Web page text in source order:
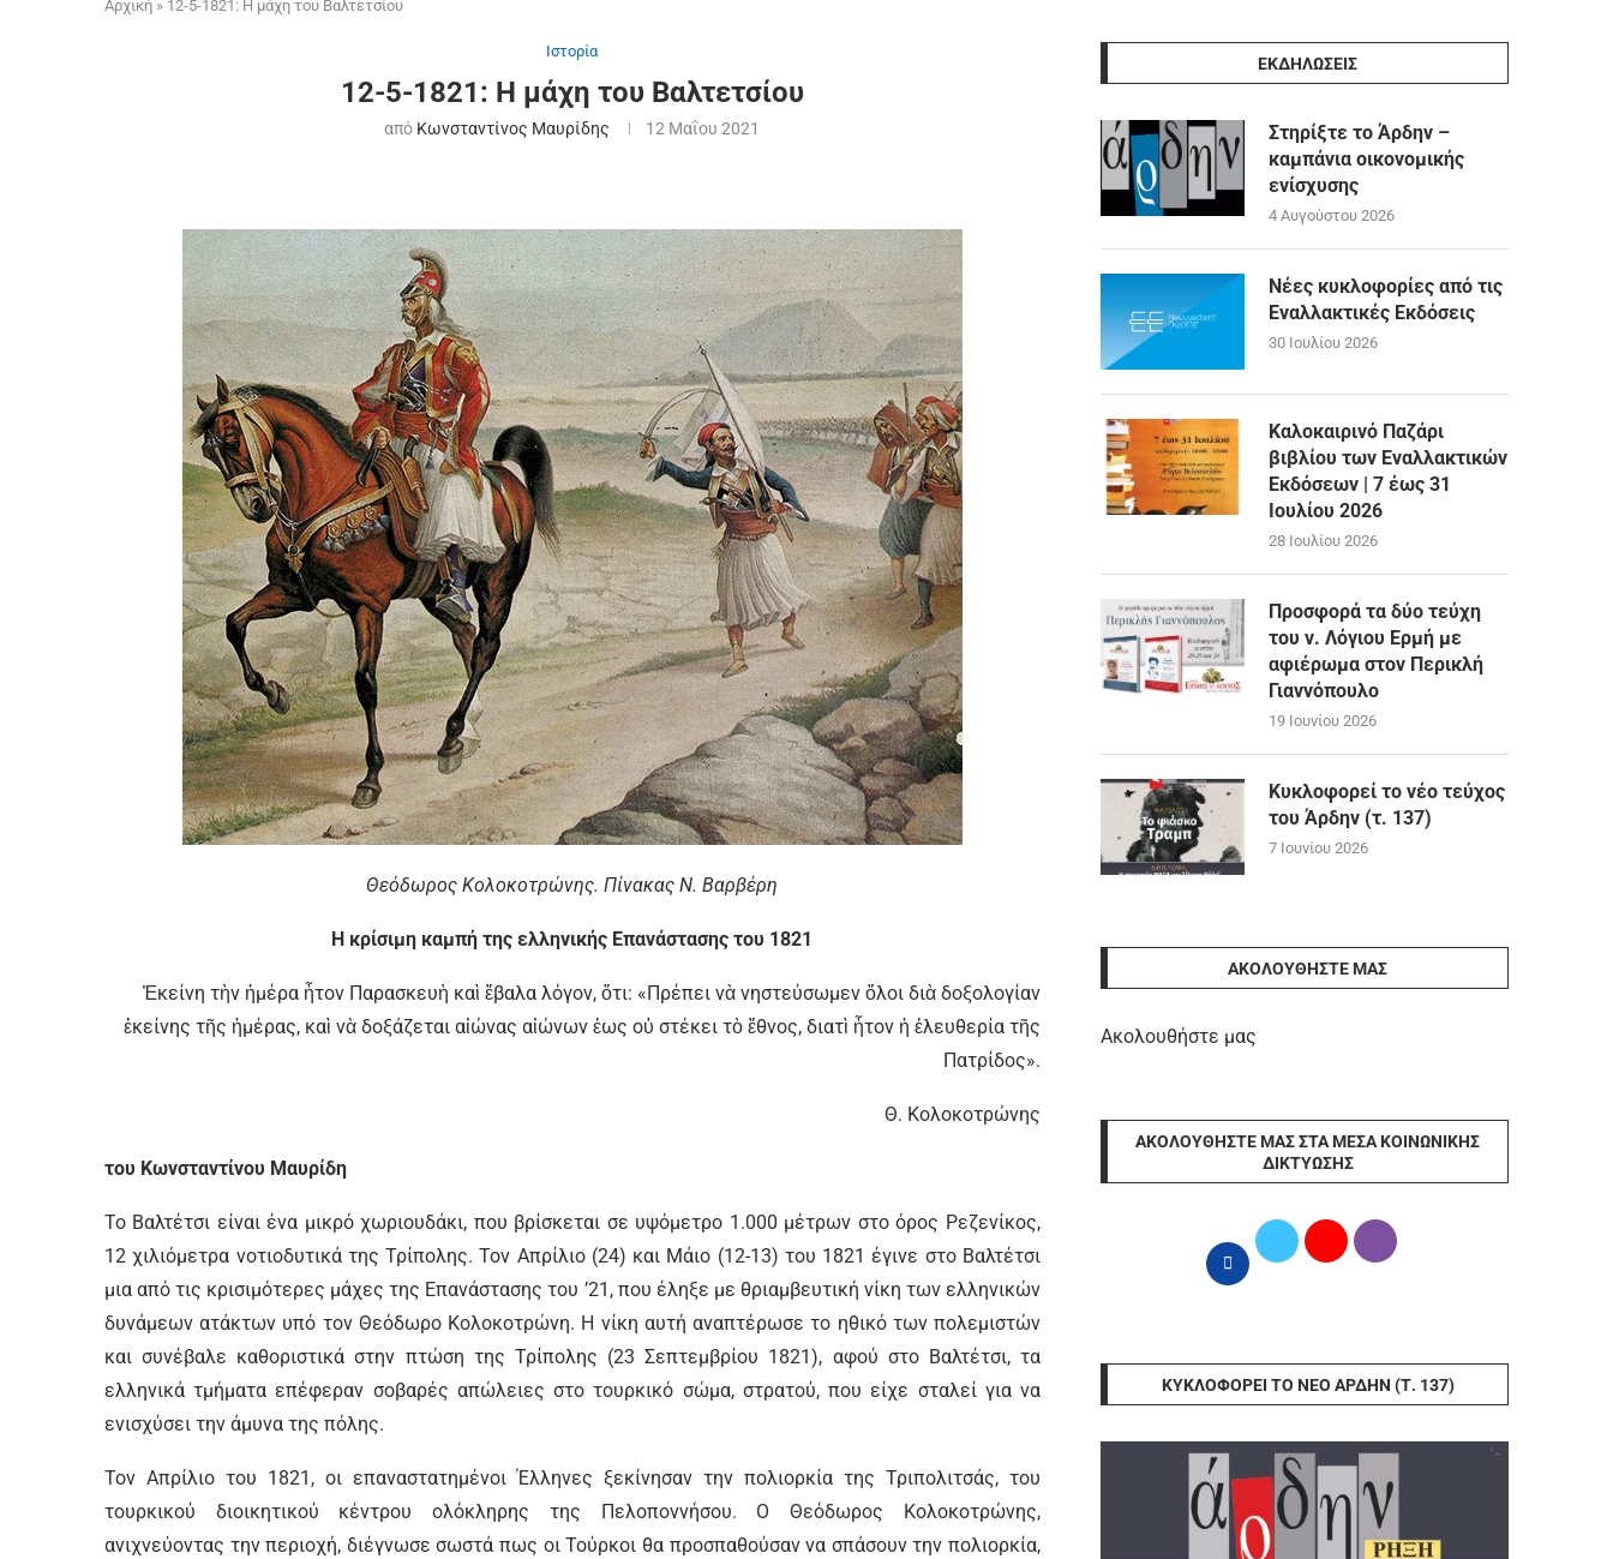
Αρχική » 12-5-1821: Η μάχη του Βαλτετσίου
Ιστορία
12-5-1821: Η μάχη του Βαλτετσίου
από Κωνσταντίνος Μαυρίδης 12 Μαΐου 2021
Θεόδωρος Κολοκοτρώνης. Πίνακας Ν. Βαρβέρη
Η κρίσιμη καμπή της ελληνικής Επανάστασης του 1821
Ἐκείνη τὴν ἡμέρα ἦτον Παρασκευὴ καὶ ἔβαλα λόγον, ὅτι: «Πρέπει νὰ νηστεύσωμεν ὅλοι διὰ δοξολογίαν
ἐκείνης τῆς ἡμέρας, καὶ νὰ δοξάζεται αἰώνας αἰώνων ἐως οὐ στέκει τὸ ἔθνος, διατὶ ἦτον ἡ ἐλευθερία τῆς
Πατρίδος».
Θ. Κολοκοτρώνης
του Κωνσταντίνου Μαυρίδη
Το Βαλτέτσι είναι ένα μικρό χωριουδάκι, που βρίσκεται σε υψόμετρο 1.000 μέτρων στο όρος Ρεζενίκος,
12 χιλιόμετρα νοτιοδυτικά της Τρίπολης. Τον Απρίλιο (24) και Μάιο (12-13) του 1821 έγινε στο Βαλτέτσι
μια από τις κρισιμότερες μάχες της Επανάστασης του ’21, που έληξε με θριαμβευτική νίκη των ελληνικών
δυνάμεων ατάκτων υπό τον Θεόδωρο Κολοκοτρώνη. Η νίκη αυτή αναπτέρωσε το ηθικό των πολεμιστών
και συνέβαλε καθοριστικά στην πτώση της Τρίπολης (23 Σεπτεμβρίου 1821), αφού στο Βαλτέτσι, τα
ελληνικά τμήματα επέφεραν σοβαρές απώλειες στο τουρκικό σώμα, στρατού, που είχε σταλεί για να
ενισχύσει την άμυνα της πόλης.
Τον Απρίλιο του 1821, οι επαναστατημένοι Έλληνες ξεκίνησαν την πολιορκία της Τριπολιτσάς, του
τουρκικού διοικητικού κέντρου ολόκληρης της Πελοποννήσου. Ο Θεόδωρος Κολοκοτρώνης,
ανιχνεύοντας την περιοχή, διέγνωσε σωστά πως οι Τούρκοι θα προσπαθούσαν να σπάσουν την πολιορκία,
ΕΚΔΗΛΩΣΕΙΣ
Στηρίξτε το Άρδην –
καμπάνια οικονομικής
ενίσχυσης
4 Αυγούστου 2026
Νέες κυκλοφορίες από τις
Εναλλακτικές Εκδόσεις
30 Ιουλίου 2026
Καλοκαιρινό Παζάρι
βιβλίου των Εναλλακτικών
Εκδόσεων | 7 έως 31
Ιουλίου 2026
28 Ιουλίου 2026
Προσφορά τα δύο τεύχη
του ν. Λόγιου Ερμή με
αφιέρωμα στον Περικλή
Γιαννόπουλο
19 Ιουνίου 2026
Κυκλοφορεί το νέο τεύχος
του Άρδην (τ. 137)
7 Ιουνίου 2026
ΑΚΟΛΟΥΘΉΣΤΕ ΜΑΣ
Ακολουθήστε μας
ΑΚΟΛΟΥΘΉΣΤΕ ΜΑΣ ΣΤΑ ΜΈΣΑ ΚΟΙΝΩΝΙΚΉΣ
ΔΙΚΤΎΩΣΗΣ
ΚΥΚΛΟΦΟΡΕΊ ΤΟ ΝΈΟ ΆΡΔΗΝ (Τ. 137)